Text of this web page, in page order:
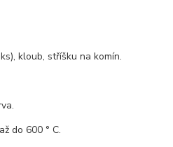
kloub, stříšku na komín.
do 600 ° C.